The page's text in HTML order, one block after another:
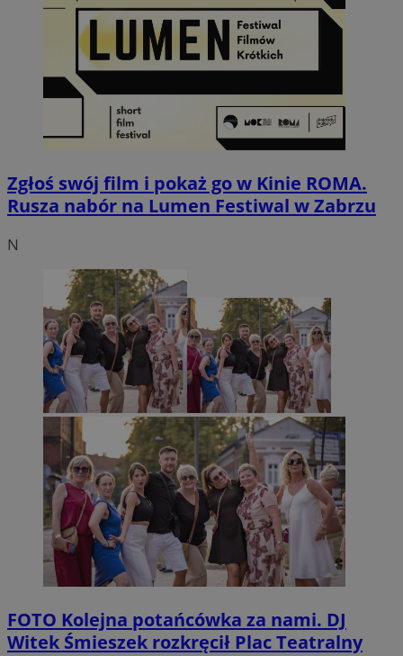
Zgłoś swój film i pokaż go w Kinie ROMA.
Rusza nabór na Lumen Festiwal w Zabrzu
N
FOTO Kolejna potańcówka za nami. DJ
Witek Śmieszek rozkręcił Plac Teatralny